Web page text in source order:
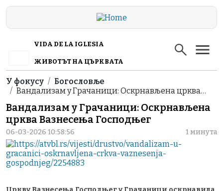
Skip to main content
VIDA DE LA IGLESIA
ЖИВОТЪТ НА ЦЪРКВАТА
Breadcrumb
У фокусу
Богословље
Вандализам у Грачаници: Оскрнављена црква…
Вандализам у Грачаници: Оскрнављена
црква Вазнесења Господњег
06-03-2026 10:58:56 1 минута